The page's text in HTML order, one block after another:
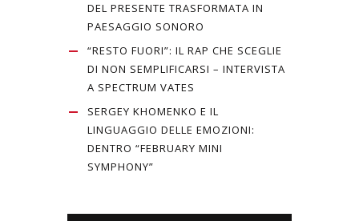
DEL PRESENTE TRASFORMATA IN
PAESAGGIO SONORO
“RESTO FUORI”: IL RAP CHE SCEGLIE
DI NON SEMPLIFICARSI – INTERVISTA
A SPECTRUM VATES
SERGEY KHOMENKO E IL
LINGUAGGIO DELLE EMOZIONI:
DENTRO “FEBRUARY MINI
SYMPHONY”